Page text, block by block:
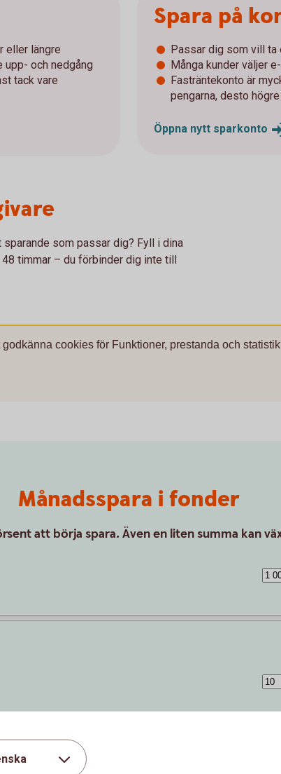
eller längre
och nedgång
tack vare
Spara på
Passar dig som vill ta
Många kunder väljer
Fasträntekonto är
pengarna, desto
Öppna nytt sparkonto
som passar dig? Fyll i dina
timmar – du förbinder dig inte till
cookies för Funktioner, prestanda och
Månadsspara i fonder
att börja spara. Även en liten summa kan